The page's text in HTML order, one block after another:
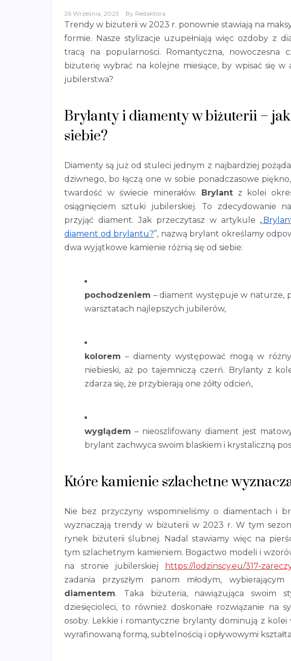
26 Września, 2023 By Redaktora
Trendy w biżuterii w 2023 r. ponownie stawiają na
formie. Nasze stylizacje uzupełniają więc ozdoby z
tracą na popularności. Romantyczna,
biżuterię wybrać na kolejne miesiące, by wpisać się w
jubilerstwa?
Brylanty i diamenty w biżuterii –
siebie?
Diamenty są już od stuleci jednym z najbardziej
dziwnego, bo łączą one w sobie ponadczasowe
twardość w świecie minerałów.
Brylantz kolei
osiągnięciem sztuki jubilerskiej. To zdecydowanie
przyjąć diament. Jak przeczytasz w artykule „
diament od brylantu?”, nazwą brylant określamy
dwa wyjątkowe kamienie różnią się od siebie:
pochodzeniem – diament występuje w naturze,
warsztatach najlepszych jubilerów,
kolorem – diamenty występować mogą w
niebieski, aż po tajemniczą czerń. Brylanty z
zdarza się, że przybierają one żółty odcień,
wyglądem – nieoszlifowany diament jest
brylant zachwyca swoim blaskiem i krystaliczną
Które kamienie szlachetne
Nie bez przyczyny wspomnieliśmy o diamentach i
wyznaczają trendy w biżuterii w 2023 r. W tym
rynek biżuterii ślubnej. Nadal stawiamy więc na
tym szlachetnym kamieniem. Bogactwo modeli i
na stronie jubilerskiej
https://lodzinscy.eu/317-
zadania przyszłym panom młodym, wybierającym
diamentem. Taka biżuteria, nawiązująca swoim
dziesięcioleci, to również doskonałe rozwiązanie na
osoby. Lekkie i romantyczne brylanty dominują z
wyrafinowaną formą, subtelnością i opływowymi